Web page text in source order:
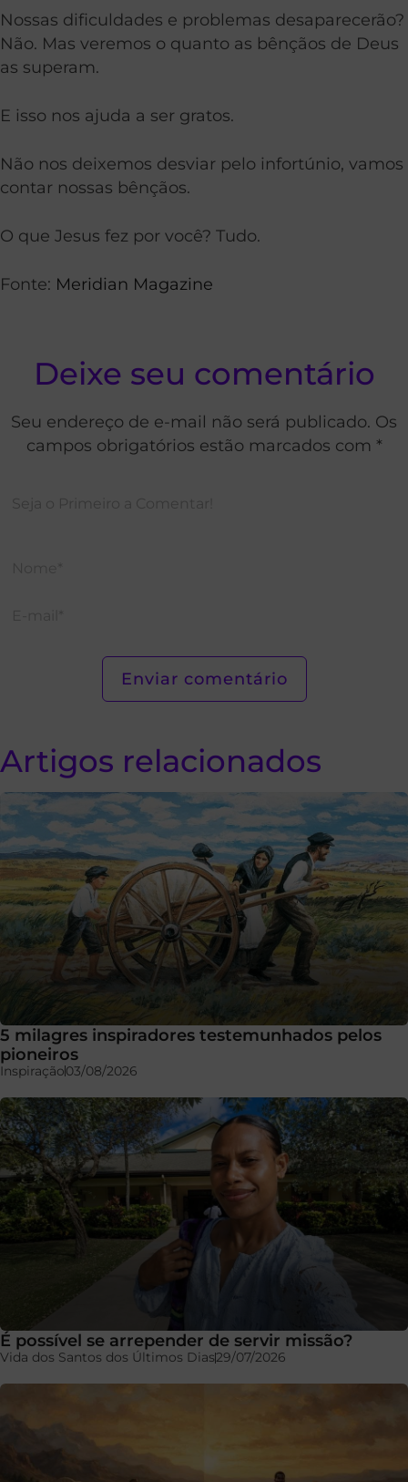
Nossas dificuldades e problemas desaparecerão?
Não. Mas veremos o quanto as bênçãos de Deus
as superam.
E isso nos ajuda a ser gratos.
Não nos deixemos desviar pelo infortúnio, vamos
contar nossas bênçãos.
O que Jesus fez por você? Tudo.
Fonte: Meridian Magazine
Deixe seu comentário
Seu endereço de e-mail não será publicado. Os
campos obrigatórios estão marcados com *
Artigos relacionados
5 milagres inspiradores testemunhados pelos
pioneiros
Inspiração03/08/2026
É possível se arrepender de servir missão?
Vida dos Santos dos Últimos Dias29/07/2026